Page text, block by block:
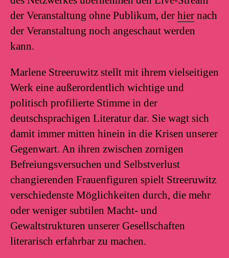
der Veranstaltung ohne Publikum, der hier nach
der Veranstaltung noch angeschaut werden
kann.
Marlene Streeruwitz stellt mit ihrem vielseitigen
Werk eine außerordentlich wichtige und
politisch profilierte Stimme in der
deutschsprachigen Literatur dar. Sie wagt sich
damit immer mitten hinein in die Krisen unserer
Gegenwart. An ihren zwischen zornigen
Befreiungsversuchen und Selbstverlust
changierenden Frauenfiguren spielt Streeruwitz
verschiedenste Möglichkeiten durch, die mehr
oder weniger subtilen Macht- und
Gewaltstrukturen unserer Gesellschaften
literarisch erfahrbar zu machen.